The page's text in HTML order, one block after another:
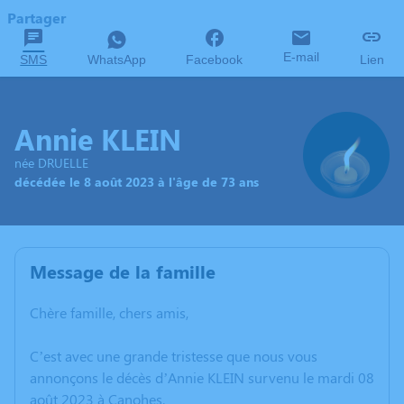
Partager
SMS WhatsApp Facebook E-mail Lien
Annie KLEIN
née DRUELLE
décédée le 8 août 2023 à l'âge de 73 ans
Message de la famille
Chère famille, chers amis,
C’est avec une grande tristesse que nous vous
annonçons le décès d’Annie KLEIN survenu le mardi 08
août 2023 à Canohes.